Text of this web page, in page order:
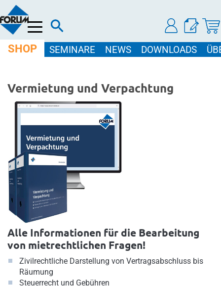
Menü
SHOP SEMINARE NEWS DOWNLOADS
Vermietung und Verpachtung
Alle Informationen für die Bearbeitung
von mietrechtlichen Fragen!
Zivilrechtliche Darstellung von Vertragsabschluss bis
Räumung
Steuerrecht und Gebühren